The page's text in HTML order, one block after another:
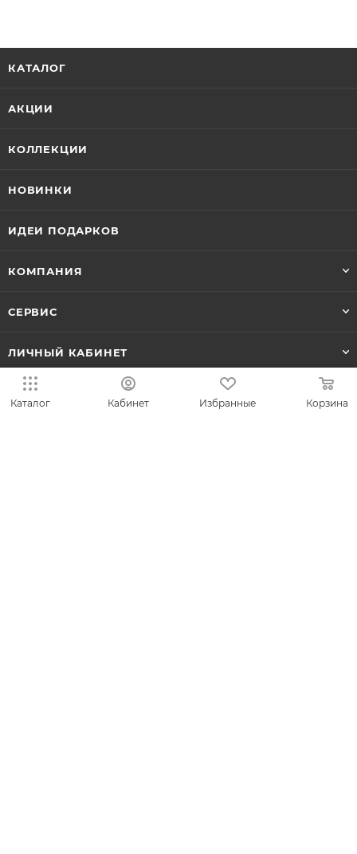
КАТАЛОГ
АКЦИИ
КОЛЛЕКЦИИ
НОВИНКИ
ИДЕИ ПОДАРКОВ
КОМПАНИЯ
СЕРВИС
ЛИЧНЫЙ КАБИНЕТ
8-800-700-50-69
Каталог Кабинет Избранные Корзина